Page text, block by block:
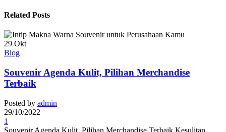
Related Posts
29 Okt
Blog
Souvenir Agenda Kulit, Pilihan Merchandise
Terbaik
Posted by admin
29/10/2022
1
Souvenir Agenda Kulit, Pilihan Merchandise Terbaik Kesulitan